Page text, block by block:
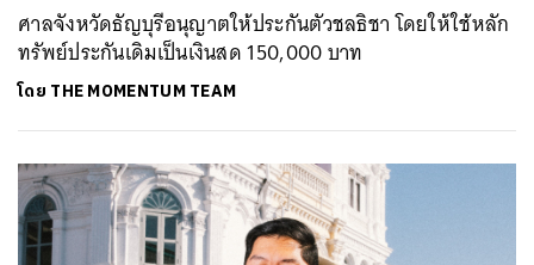
ศาลจังหวัดธัญบุรีอนุญาตให้ประกันตัวชลธิชา โดยให้ใช้หลัก
ทรัพย์ประกันเดิมเป็นเงินสด 150,000 บาท
โดย THE MOMENTUM TEAM